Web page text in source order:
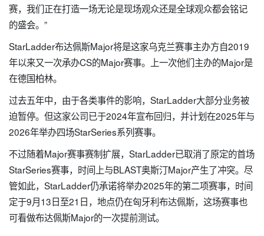
赛，我们正在打造一场无论是现场观众还是全球观众都会铭记
的盛会。”
StarLadder布达佩斯Major将是这家乌克兰赛事主办方自2019
年以来又一次承办CS的Major赛事。上一次他们主办的Major是
在德国柏林。
过去五年中，由于各类事件的影响，StarLadder大部分业务被
迫暂停。但这家公司已于2024年宣布回归，并计划在2025年与
2026年举办四场StarSeries系列赛事。
不过随着Major赛事赛制扩展，StarLadder已取消了原定的首场
StarSeries赛事，时间上与BLAST奥斯汀Major产生了冲突。尽
管如此，StarLadder仍承诺将举办2025年的第二项赛事，时间
定于9月13日至21日，地点仍在匈牙利布达佩斯，这场赛事也
可看做布达佩斯Major的一次提前测试。